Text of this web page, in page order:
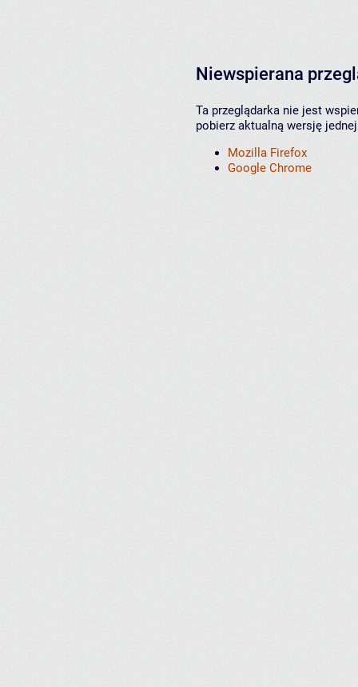
Niewspierana
Ta przeglądarka nie jest
pobierz aktualną wersję
Mozilla Firefox
Google Chrome